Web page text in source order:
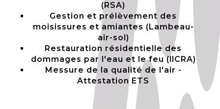
(RSA)
Gestion et prélèvement des
moisissures et amiantes (Lambeau-
air-sol)
Restauration résidentielle des
dommages par l'eau et le feu (llCRA)
Messure de la qualité de l'air -
Attestation ETS